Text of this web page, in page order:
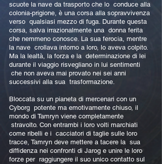
scuote la nave da trasporto che lo conduce alla
colonia-prigione, è una corsa alla sopravvivenza
verso qualsiasi mezzo di fuga. Durante questa
corsa, salva irrazionalmente una donna ferita
che nemmeno conosce. La sua ferocia, mentre
la nave crollava intorno a loro, lo aveva colpito.
Ma la lealtà, la forza e la determinazione di lei
durante il viaggio risvegliano in lui sentimenti
che non aveva mai provato nei sei anni
successivi alla sua trasformazione.
Bloccata su un pianeta di mercenari con un
Cyborg potente ma emotivamente chiuso, il
mondo di Tamryn viene completamente
stravolto. Con entrambi i loro volti marchiati
come ribelli e i cacciatori di taglie sulle loro
tracce, Tamryn deve mettere a tacere la sua
diffidenza nei confronti di Jarog e unire le loro
forze per raggiungere il suo unico contatto sul